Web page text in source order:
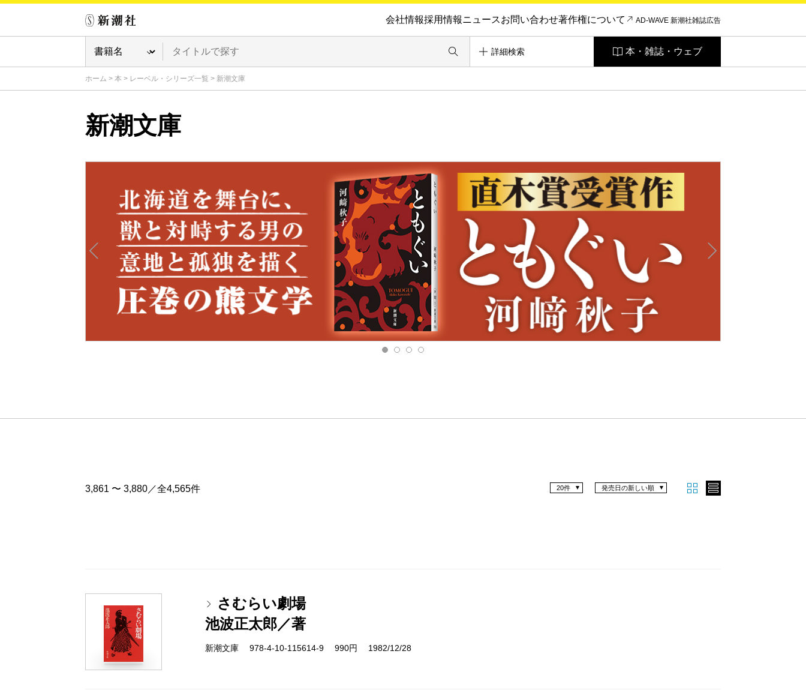
会社情報採用情報ニュースお問い合わせ著作権について AD-WAVE 新潮社雑誌広告
詳細検索 本・雑誌・ウェブ
ホーム > 本 > レーベル・シリーズ一覧 > 新潮文庫
新潮文庫
3,861 〜 3,880／全4,565件 発売日の新しい順
20件
さむらい劇場
池波正太郎／著
新潮文庫 978-4-10-115614-9 990円 1982/12/28